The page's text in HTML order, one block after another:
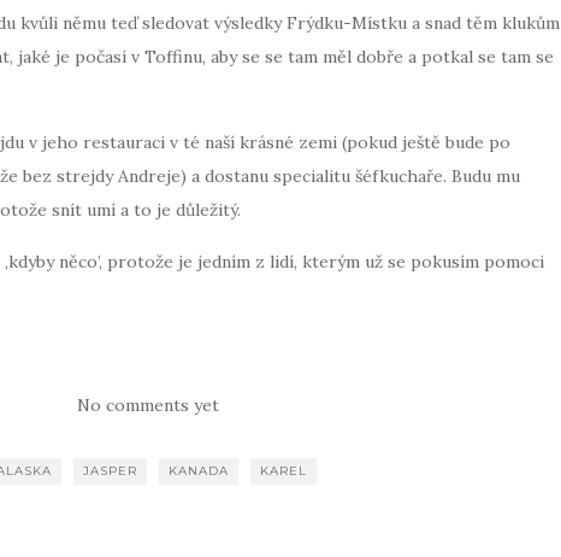
kvůli němu teď sledovat výsledky Frýdku-Místku a snad těm klukům
jaké je počasí v Toffinu, aby se se tam měl dobře a potkal se tam se
v jeho restauraci v té naší krásné zemi (pokud ještě bude po
bez strejdy Andreje) a dostanu specialitu šéfkuchaře. Budu mu
snít umí a to je důležitý.
něco’, protože je jedním z lidí, kterým už se pokusím pomoci
No comments yet
JASPER KANADA KAREL